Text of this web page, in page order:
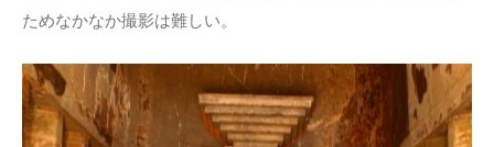
ためなかなか撮影は難しい。